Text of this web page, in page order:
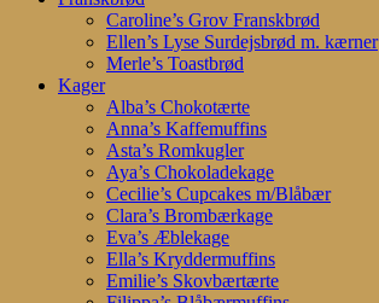
Caroline’s Grov Franskbrød
Ellen’s Lyse Surdejsbrød m. kærner
Merle’s Toastbrød
Kager
Alba’s Chokotærte
Anna’s Kaffemuffins
Asta’s Romkugler
Aya’s Chokoladekage
Cecilie’s Cupcakes m/Blåbær
Clara’s Brombærkage
Eva’s Æblekage
Ella’s Kryddermuffins
Emilie’s Skovbærtærte